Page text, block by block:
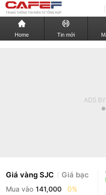
Home Tin mới
Giá vàng SJC Giá bạc
Mua vào 141,000
0%